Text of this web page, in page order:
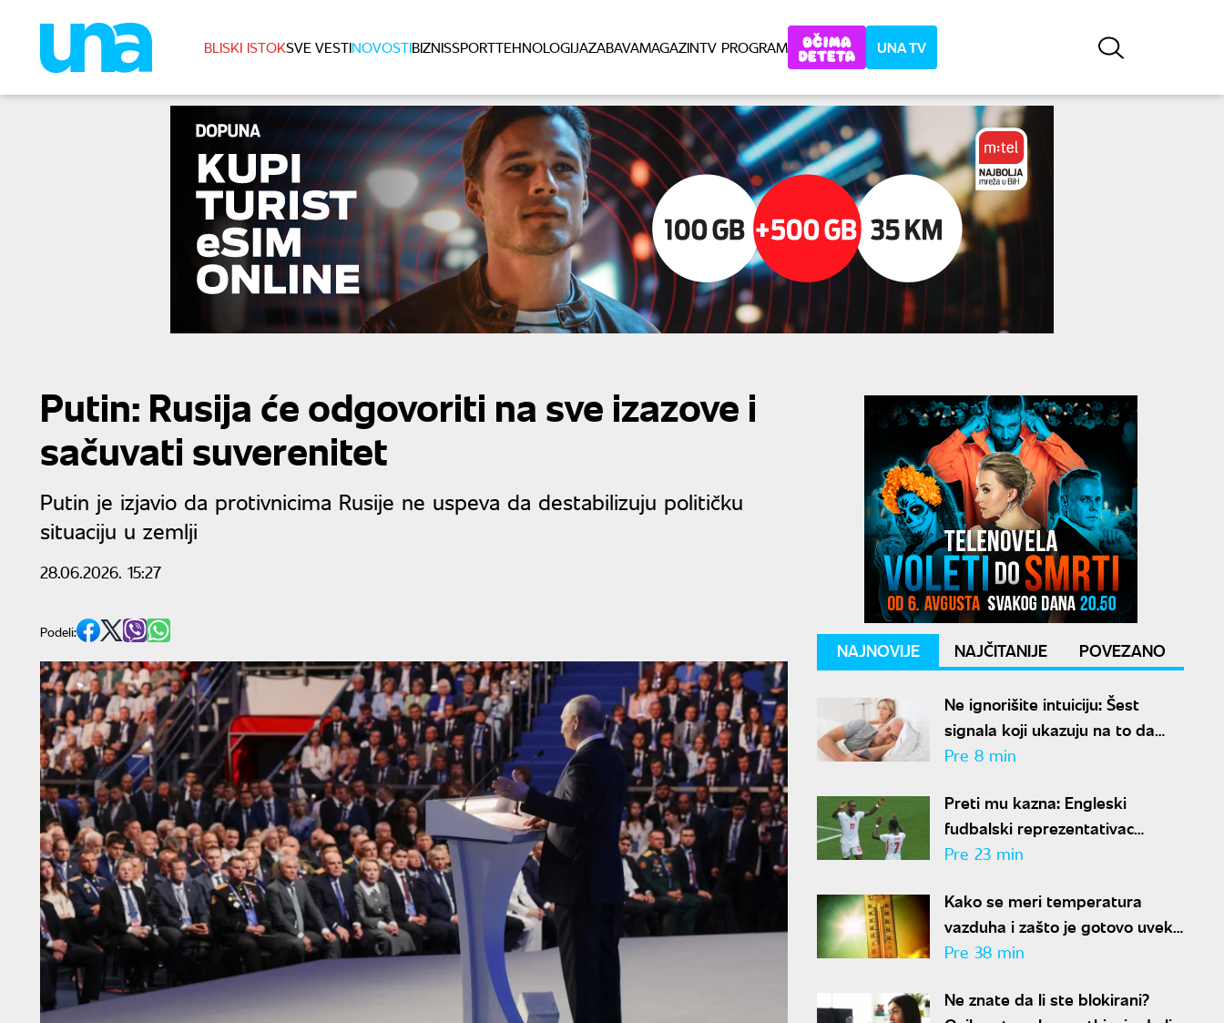
BLISKI ISTOKSVE VESTINOVOSTIBIZNISSPORTTEHNOLOGIJAZABAVAMAGAZINTV PROGRAM UNA TV
Putin: Rusija će odgovoriti na sve izazove i
sačuvati suverenitet
Putin je izjavio da protivnicima Rusije ne uspeva da destabilizuju političku
situaciju u zemlji
28.06.2026. 15:27
Podeli:
NAJNOVIJE NAJČITANIJE POVEZANO
Ne ignorišite intuiciju: Šest
signala koji ukazuju na to da
partner krije aferu
Pre 8 min
Preti mu kazna: Engleski
fudbalski reprezentativac
optužen za napad u noćnom
Pre 23 min
Kako se meri temperatura
vazduha i zašto je gotovo uvek
niža od one koju pokazuju naši
Pre 38 min
Ne znate da li ste blokirani?